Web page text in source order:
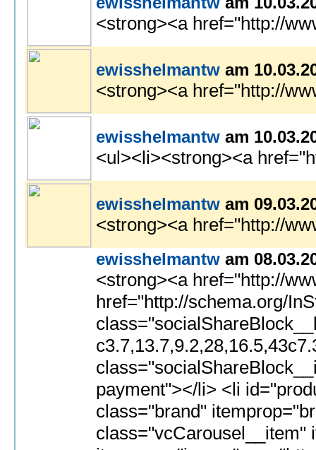
<strong><a href="http://
ewisshelmantw am
<strong><a href="http://
ewisshelmantw am
<ul><li><strong><a
ewisshelmantw am
<strong><a href="http://
ewisshelmantw am
<strong><a href="http://www.designbakery.net/newindex">tiffany hearts</a></strong><br> <strong><a